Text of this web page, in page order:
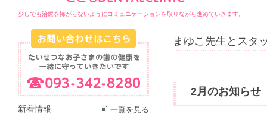
少しでも治療を怖がらないようにコミュニケーションを取りながら進めていきます。
まゆこ先生とスタ
2月のお知らせ
新着情報 一覧を見る